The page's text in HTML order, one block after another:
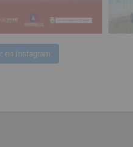
en Instagram